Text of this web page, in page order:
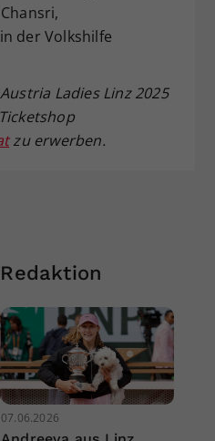
der Volkshilfe
Ladies Linz 2025
zu erwerben.
07.06.2026